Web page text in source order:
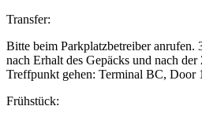
Transfer:
Bitte beim Parkplatzbetreiber
nach Erhalt des Gepäcks und nach
Treffpunkt gehen: Terminal BC, Door
Frühstück: